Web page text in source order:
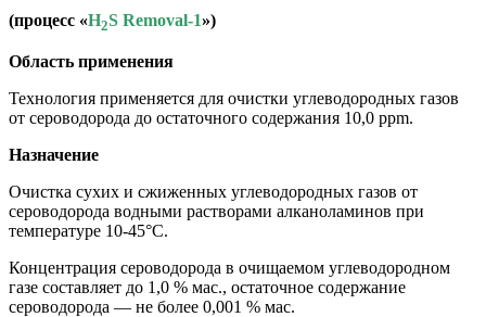
(процесс «H2S Removal-1»)
Область применения
Технология применяется для очистки углеводородных газов
от сероводорода до остаточного содержания 10,0 ppm.
Назначение
Очистка сухих и сжиженных углеводородных газов от
сероводорода водными растворами алканоламинов при
температуре 10-45°С.
Концентрация сероводорода в очищаемом углеводородном
газе составляет до 1,0 % мас., остаточное содержание
сероводорода — не более 0,001 % мас.